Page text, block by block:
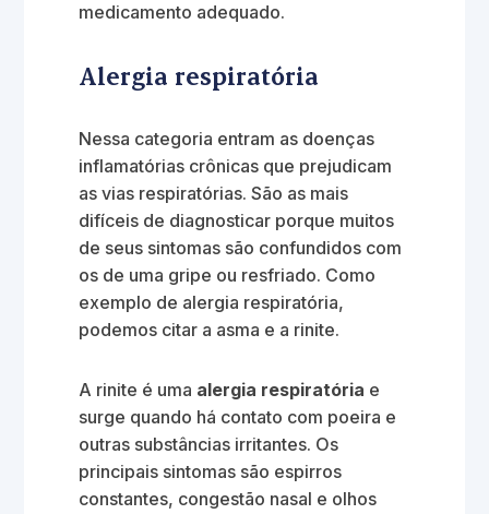
medicamento adequado.
Alergia respiratória
Nessa categoria entram as doenças
inflamatórias crônicas que prejudicam
as vias respiratórias. São as mais
difíceis de diagnosticar porque muitos
de seus sintomas são confundidos com
os de uma gripe ou resfriado. Como
exemplo de alergia respiratória,
podemos citar a asma e a rinite.
A rinite é uma alergia respiratória e
surge quando há contato com poeira e
outras substâncias irritantes. Os
principais sintomas são espirros
constantes, congestão nasal e olhos